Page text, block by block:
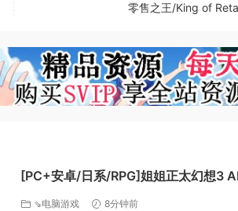
零售之王/King of
[PC+安卓/日系/RPG]姐姐正太幻想3
[FM/百度]
⇘电脑游戏 8分钟前